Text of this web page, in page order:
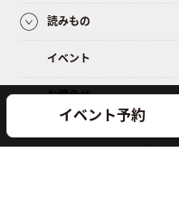
イベント予約
読みもの
イベント
お問合せ